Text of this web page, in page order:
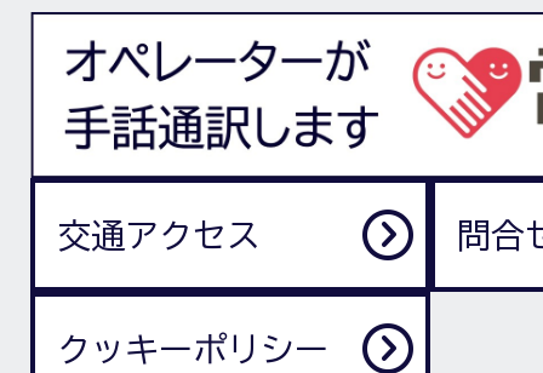
交通アクセス 問合
クッキーポリシー